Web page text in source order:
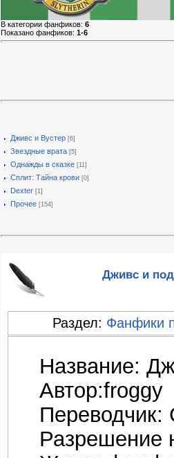
В категории фанфиков: 6
Показано фанфиков: 1-6
Дживс и Вустер [6]
Звездные врата [5]
Однажды в сказке [11]
Сплит: Тайна крови [0]
Dexter [1]
Прочее [154]
Дживс и
Раздел: Фанфики
Название:
Автор:froggy
Переводчик:
Разрешение